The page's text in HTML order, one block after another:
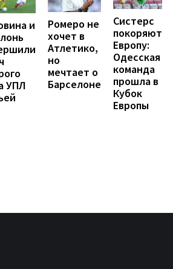
и
УПЛ
Ромеро не
хочет в
Атлетико,
но
мечтает о
Барселоне
Систерс
покоряют
Европу:
Одесская
команда
прошла в
Кубок
Европы